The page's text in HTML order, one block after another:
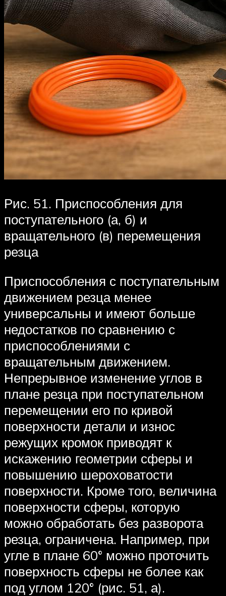
Рис. 51. Приспособления для
поступательного (а, б) и
вращательного (в) перемещения
резца
Приспособления с поступательным
движением резца менее
универсальны и имеют больше
недостатков по сравнению с
приспособлениями с
вращательным движением.
Непрерывное изменение углов в
плане резца при поступательном
перемещении его по кривой
поверхности детали и износ
режущих кромок приводят к
искажению геометрии сферы и
повышению шероховатости
поверхности. Кроме того, величина
поверхности сферы, которую
можно обработать без разворота
резца, ограничена. Например, при
угле в плане 60° можно проточить
поверхность сферы не более как
под углом 120° (рис. 51, а).